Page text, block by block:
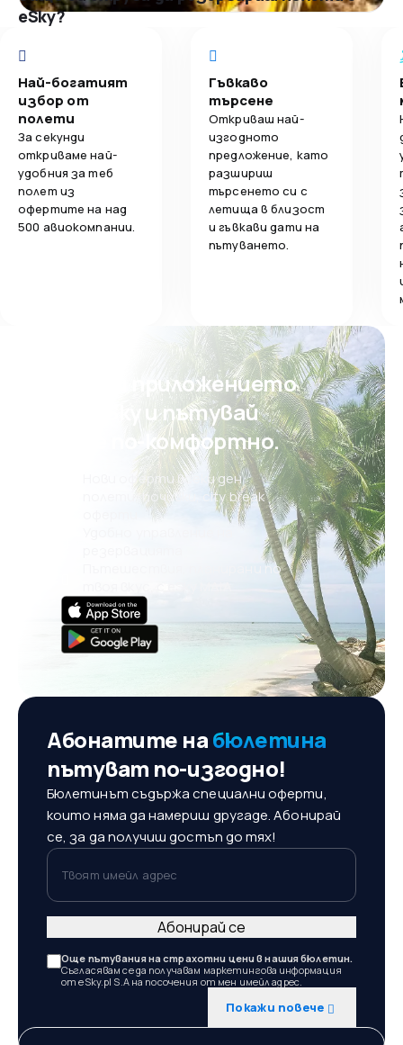
eSky?
Най-богатият
избор от
полети
За секунди
откриваме най-
удобния за теб
полет из
офертите на над
500 авиокомпании.
Гъвкаво
търсене
Откриваш най-
изгодното
предложение, като
разшириш
търсенето си с
летища в близост
и гъвкави дати на
пътуването.
Свали приложението
на eSky и пътувай
още по-комфортно.
Нови оферти всеки ден:
полети, почивки, city break
Пътешествия, планирани по
Абонатите набюлетина
пътуват по-изгодно!
Бюлетинът съдържа специални оферти,
които няма да намериш другаде. Абонирай
се, за да получиш достъп до тях!
Твоят имейл адрес
Още пътувания на страхотни цени в нашия бюлетин.
Съгласявам се да получавам маркетингова информация
от eSky.pl S.A на посочения от мен имейл адрес.
Покажи повече
Абонирай се